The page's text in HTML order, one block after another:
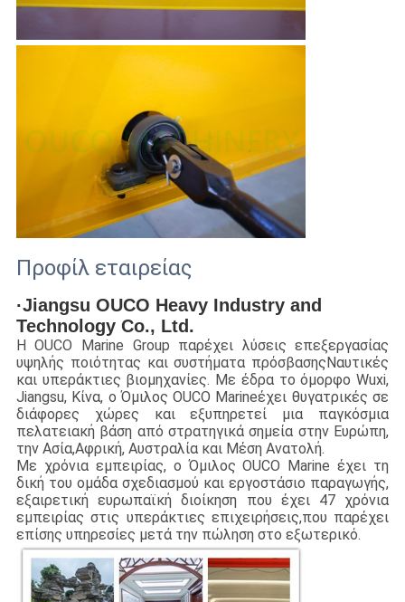
Προφίλ εταιρείας
·Jiangsu OUCO Heavy Industry and
Technology Co., Ltd.
Η OUCO Marine Group παρέχει λύσεις επεξεργασίας
υψηλής ποιότητας και συστήματα πρόσβασης Ναυτικές
και υπεράκτιες βιομηχανίες. Με έδρα το όμορφο Wuxi,
Jiangsu, Κίνα, ο Όμιλος OUCO Marineέχει θυγατρικές σε
διάφορες χώρες και εξυπηρετεί μια παγκόσμια
πελατειακή βάση από στρατηγικά σημεία στην Ευρώπη,
την Ασία,Αφρική, Αυστραλία και Μέση Ανατολή.
Με χρόνια εμπειρίας, ο Όμιλος OUCO Marine έχει τη
δική του ομάδα σχεδιασμού και εργοστάσιο παραγωγής,
εξαιρετική ευρωπαϊκή διοίκηση που έχει 47 χρόνια
εμπειρίας στις υπεράκτιες επιχειρήσεις,που παρέχει
επίσης υπηρεσίες μετά την πώληση στο εξωτερικό.